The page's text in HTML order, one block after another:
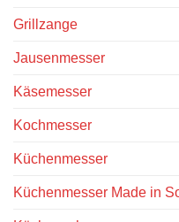
Grillzange
Jausenmesser
Käsemesser
Kochmesser
Küchenmesser
Küchenmesser Made in